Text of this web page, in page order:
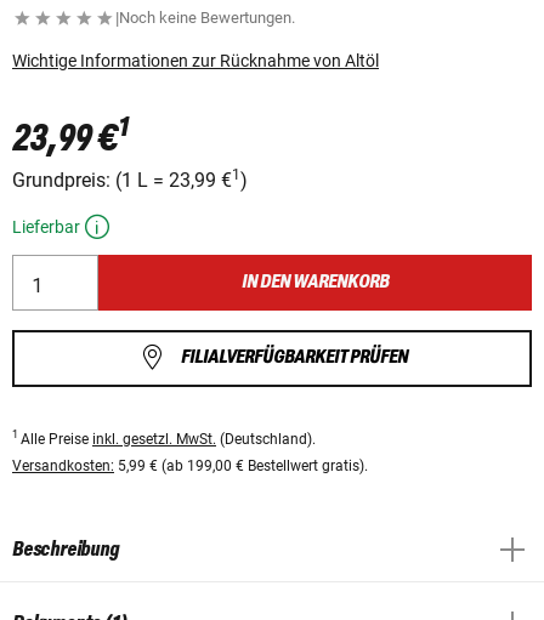
|Noch keine Bewertungen.
Wichtige Informationen zur Rücknahme von Altöl
23,99 €1
Grundpreis: (1 L = 23,99 €1 )
Lieferbar
IN DEN WARENKORB
FILIALVERFÜGBARKEIT PRÜFEN
1 Alle Preise inkl. gesetzl. MwSt. (Deutschland).
Versandkosten: 5,99 € (ab 199,00 € Bestellwert gratis).
Beschreibung